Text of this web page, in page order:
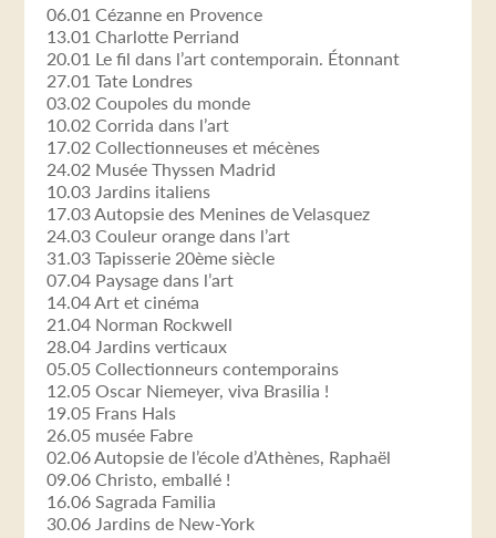
06.01 Cézanne en Provence
13.01 Charlotte Perriand
20.01 Le fil dans l’art contemporain. Étonnant
27.01 Tate Londres
03.02 Coupoles du monde
10.02 Corrida dans l’art
17.02 Collectionneuses et mécènes
24.02 Musée Thyssen Madrid
10.03 Jardins italiens
17.03 Autopsie des Menines de Velasquez
24.03 Couleur orange dans l’art
31.03 Tapisserie 20ème siècle
07.04 Paysage dans l’art
14.04 Art et cinéma
21.04 Norman Rockwell
28.04 Jardins verticaux
05.05 Collectionneurs contemporains
12.05 Oscar Niemeyer, viva Brasilia !
19.05 Frans Hals
26.05 musée Fabre
02.06 Autopsie de l’école d’Athènes, Raphaël
09.06 Christo, emballé !
16.06 Sagrada Familia
30.06 Jardins de New-York